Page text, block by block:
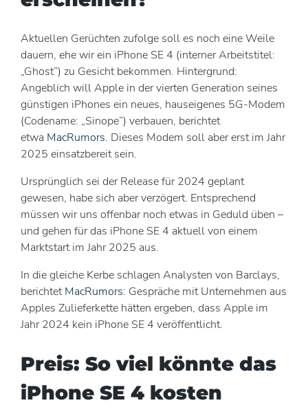
Aktuellen Gerüchten zufolge soll es noch eine Weile
dauern, ehe wir ein iPhone SE 4 (interner Arbeitstitel:
„Ghost”) zu Gesicht bekommen. Hintergrund:
Angeblich will Apple in der vierten Generation seines
günstigen iPhones ein neues, hauseigenes 5G-Modem
(Codename: „Sinope”) verbauen, berichtet
etwa MacRumors. Dieses Modem soll aber erst im Jahr
2025 einsatzbereit sein.
Ursprünglich sei der Release für 2024 geplant
gewesen, habe sich aber verzögert. Entsprechend
müssen wir uns offenbar noch etwas in Geduld üben –
und gehen für das iPhone SE 4 aktuell von einem
Marktstart im Jahr 2025 aus.
In die gleiche Kerbe schlagen Analysten von Barclays,
berichtetMacRumors: Gespräche mit Unternehmen aus
Apples Zulieferkette hätten ergeben, dass Apple im
Jahr 2024 kein iPhone SE 4 veröffentlicht.
Preis: So viel könnte das
iPhone SE 4 kosten